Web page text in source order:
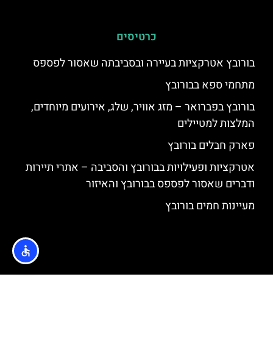
כרטיסים
בורובץ אטרקציות בעיירה ובסביבתה שאסור לפספס
מתחמי ספא בבורובץ
בורובץ בפברואר – מזג אוויר, שלג, אירועים מיוחדים,
המלצות למטיילים
פארק חבלים בורובץ
אטרקציות ופעילויות בבורובץ והסביבה – אתרי תיירות
ודברים שאסור לפספס בבורובץ והאיזור
מעיינות חמים בורובץ